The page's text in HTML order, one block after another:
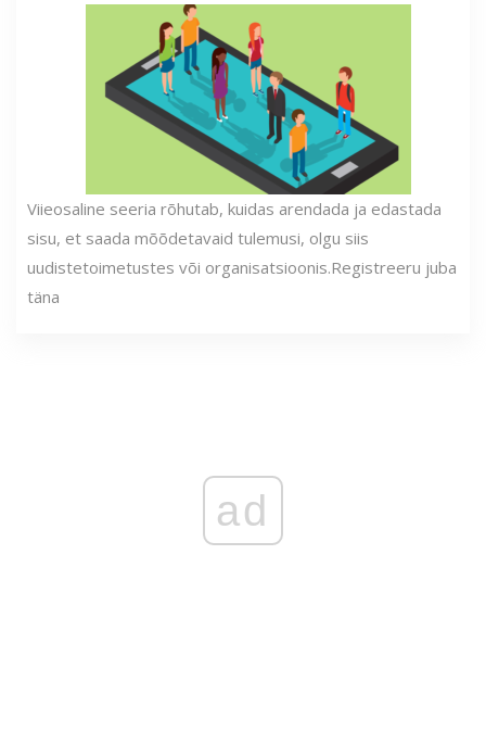
Viieosaline seeria rõhutab, kuidas arendada ja edastada
sisu, et saada mõõdetavaid tulemusi, olgu siis
uudistetoimetustes või organisatsioonis.Registreeru juba
täna
ad